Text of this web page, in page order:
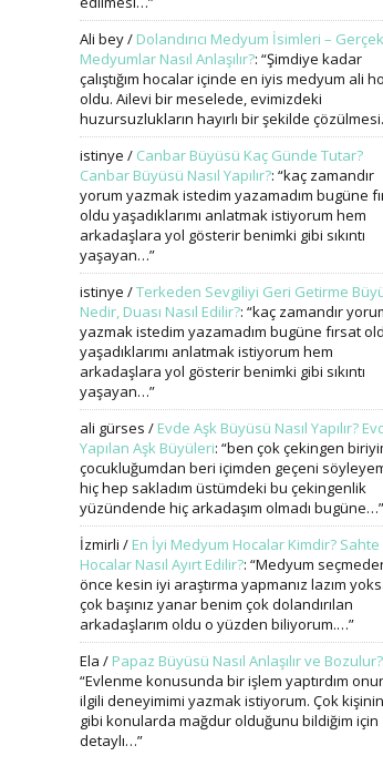
Ali bey/ Dolandırıcı Medyum İsimleri – Gerçek
Medyumlar Nasıl Anlaşılır?: “Şimdiye kadar
çalıştığım hocalar içinde en iyis medyum ali
oldu. Ailevi bir meselede, evimizdeki
huzursuzlukların hayırlı bir şekilde
istinye / Canbar Büyüsü Kaç Günde Tutar?
Canbar Büyüsü Nasıl Yapılır?: “kaç zamandır
yorum yazmak istedim yazamadım bugüne
oldu yaşadıklarımı anlatmak istiyorum hem
arkadaşlara yol gösterir benimki gibi sıkıntı
yaşayan…”
istinye /Terkeden Sevgiliyi Geri Getirme
Nedir, Duası Nasıl Edilir?: “kaç zamandır
yazmak istedim yazamadım bugüne fırsat
yaşadıklarımı anlatmak istiyorum hem
arkadaşlara yol gösterir benimki gibi sıkıntı
yaşayan…”
ali gürses / Evde Aşk Büyüsü Nasıl Yapılır?
Yapılan Aşk Büyüleri: “ben çok çekingen
çocukluğumdan beri içimden geçeni
hiç hep sakladım üstümdeki bu çekingenlik
yüzündende hiç arkadaşım olmadı bugüne…”
İzmirli / En İyi Medyum Hocalar Kimdir? Sahte
Hocalar Nasıl Ayırt Edilir?: “Medyum
önce kesin iyi araştırma yapmanız lazım
çok başınız yanar benim çok dolandırılan
arkadaşlarım oldu o yüzden biliyorum.…”
Ela / Papaz Büyüsü Nasıl Anlaşılır ve Bozulur?
“Evlenme konusunda bir işlem yaptırdım
ilgili deneyimimi yazmak istiyorum. Çok
gibi konularda mağdur olduğunu bildiğim için
detaylı…”